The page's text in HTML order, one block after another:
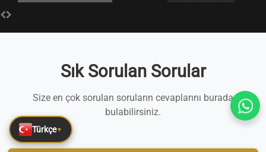
Türkçe▼
Sık Sorulan Sorular
Size en çok sorulan soruların cevaplarını burada
bulabilirsiniz.